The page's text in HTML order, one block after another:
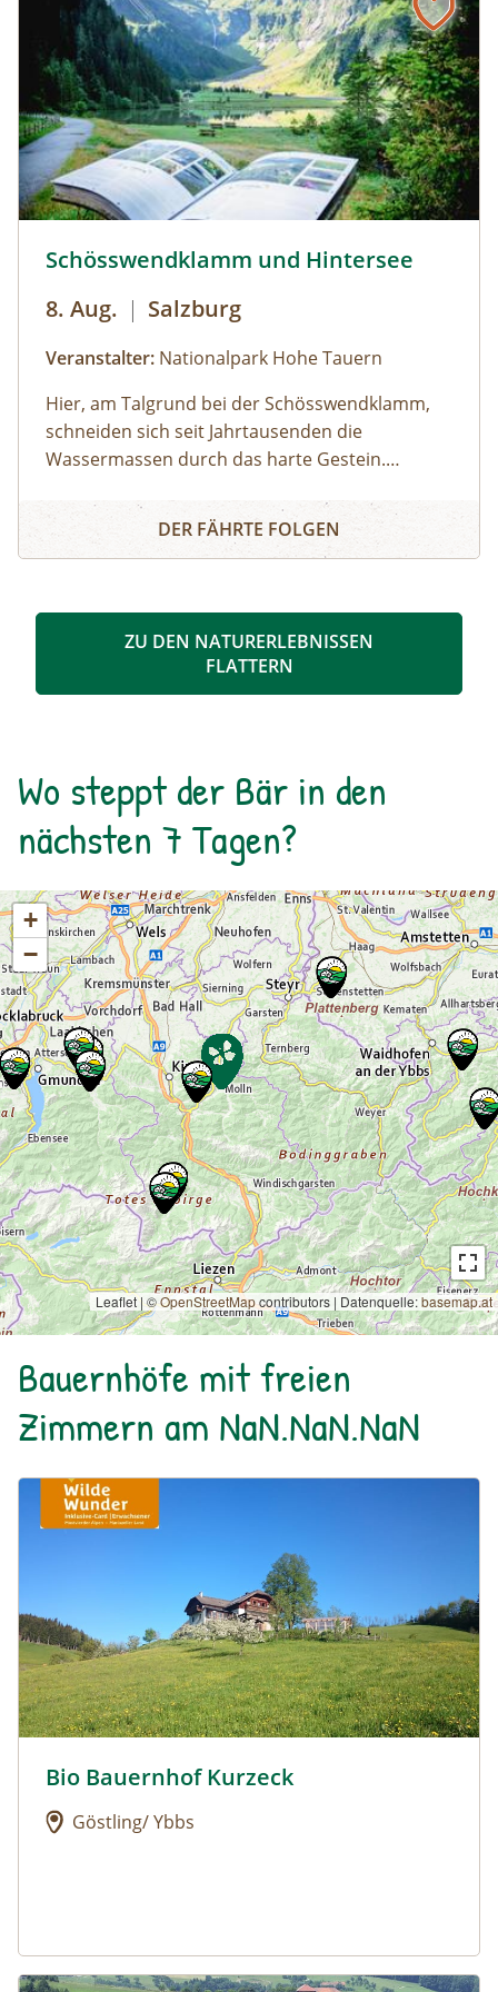
Kaffeepause im Nationalpark Pavillon
Gstatterboden möglich (nicht im Preis
inkludiert, muss selbst organisiert
werden).Wetterfeste Bekleidung und festes
Schuhwerk für Zwischenstopps ist
empfehlenswert.
Schösswendklamm und Hintersee
8. Aug. | Salzburg
Veranstalter: Nationalpark Hohe Tauern
Hier, am Talgrund bei der Schösswendklamm,
schneiden sich seit Jahrtausenden die
Wassermassen durch das harte Gestein.
Kolke und kleine Wasserfälle entstanden. Der
Klamm folgend geht es weiter bis zum Hintersee
mit Blick über den Talschluss mit seinen
Schösswendklamm und Hintersee
DER FÄHRTE FOLGEN
ZU DEN NATURERLEBNISSEN
FLATTERN
Wo steppt der Bär in den
nächsten 7 Tagen?
+
−
Leaflet | ©OpenStreetMapcontributors | Datenquelle:basemap.at
Bauernhöfe mit freien
Zimmern am NaN.NaN.NaN
Urlaub am Bauernhof: Bio Bauernhof Kurzeck
Urlaub am Bauernhof: Bio Bauernhof Kurzeck
Bio Bauernhof Kurzeck
Göstling/ Ybbs